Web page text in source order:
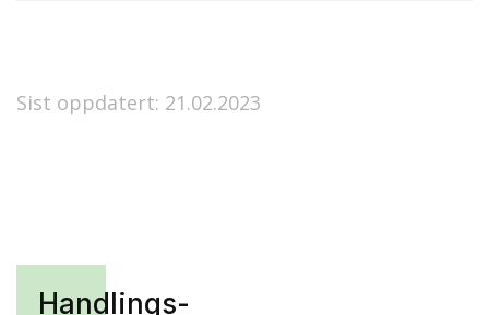
Handlings-
Sist oppdatert: 21.02.2023